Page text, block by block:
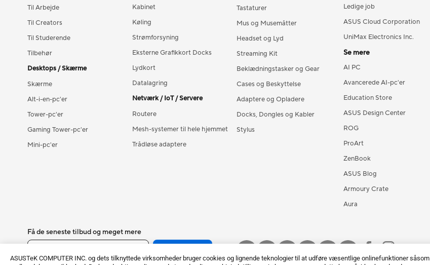
ASUSTeK COMPUTER INC. og dets tilknyttede virksomheder bruger cookies og lignende teknologier til at udføre væsentlige onlinefunktioner såsom
Til Arbejde
Til Creators
Til Studerende
Tilbehør
Desktops / Skærme
Skærme
Alt-i-en-pc'er
Tower-pc'er
Gaming Tower-pc'er
Mini-pc'er
Kabinet
Køling
Strømforsyning
Eksterne Grafikkort Docks
Lydkort
Datalagring
Netværk / IoT / Servere
Routere
Mesh-systemer til hele hjemmet
Trådløse adaptere
Tastaturer
Mus og Musemåtter
Headset og Lyd
Streaming Kit
Beklædningstasker og Gear
Cases og Beskyttelse
Adaptere og Opladere
Docks, Dongles og Kabler
Stylus
Ledige job
ASUS Cloud Corporation
UniMax Electronics Inc.
Se mere
AI PC
Avancerede AI-pc'er
Education Store
ASUS Design Center
ROG
ProArt
ZenBook
ASUS Blog
Armoury Crate
Aura
Få de seneste tilbud og meget mere